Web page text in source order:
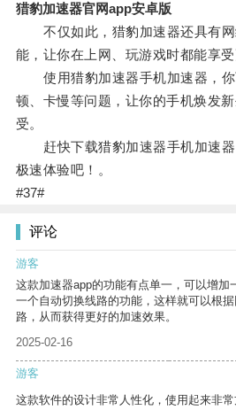
猎豹加速器官网app安卓版
不仅如此，猎豹加速器还具有网
能，让你在上网、玩游戏时都能享受
使用猎豹加速器手机加速器，你
顿、卡慢等问题，让你的手机焕发
受。
赶快下载猎豹加速器手机加速器
极速体验吧！。
#37#
评论
游客
这款加速器app的功能有点单一，可以增加
一个自动切换线路的功能，这样就可以根
路，从而获得更好的加速效果。
2025-02-16
游客
这款软件的设计非常人性化，使用起来非常